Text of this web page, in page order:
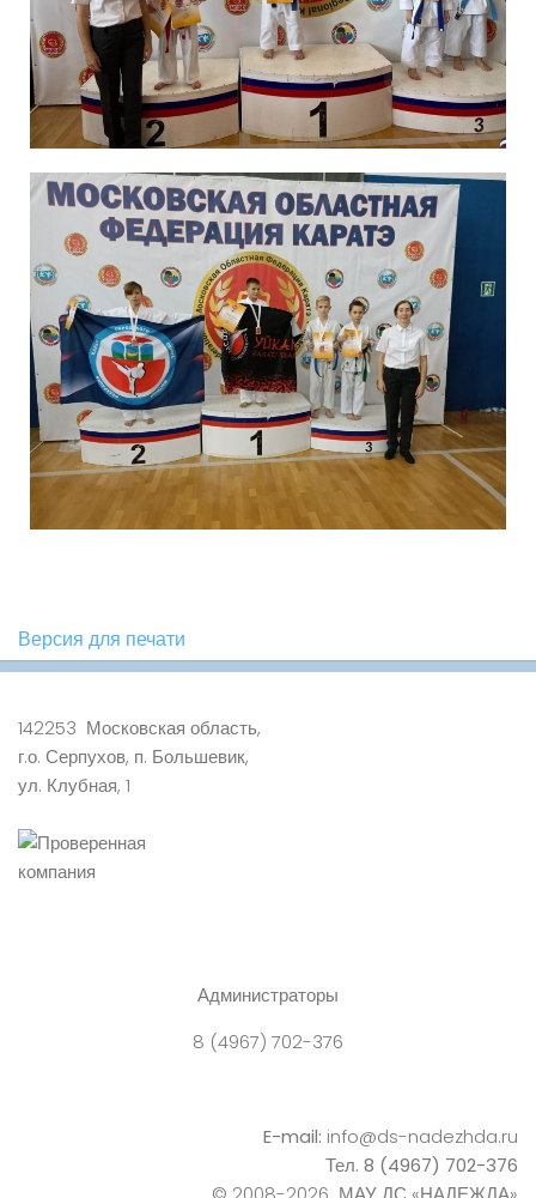
Версия для печати
142253 Московская область,
г.о. Серпухов, п. Большевик,
ул. Клубная, 1
Администраторы
8 (4967) 702-376
E-mail: info@ds-nadezhda.ru
Тел. 8 (4967) 702-376